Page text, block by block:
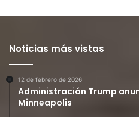
Noticias más vistas
12 de febrero de 2026
Administración Trump
Minneapolis